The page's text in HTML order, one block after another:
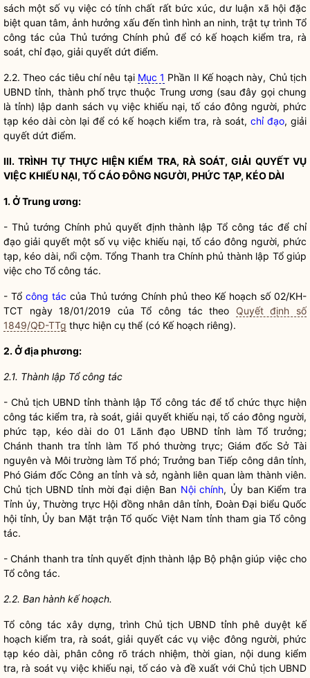
sách một số vụ việc có tính chất rất bức xúc, dư luận xã hội đặc
biệt quan tâm, ảnh hưởng xấu đến tình hình an ninh, trật tự trình Tổ
công tác của Thủ tướng Chính phủ để có kế hoạch kiểm tra, rà
soát, chỉ đạo, giải quyết dứt điểm.
2.2. Theo các tiêu chí nêu tại Mục 1 Phần II Kế hoạch này, Chủ tịch
UBND tỉnh, thành phố trực thuộc Trung ương (sau đây gọi chung
là tỉnh) lập danh sách vụ việc khiếu nại, tố cáo đông người, phức
tạp kéo dài còn lại để có kế hoạch kiểm tra, rà soát, chỉ đạo, giải
quyết dứt điểm.
III. TRÌNH TỰ THỰC HIỆN KIỂM TRA, RÀ SOÁT, GIẢI QUYẾT VỤ
VIỆC KHIẾU NẠI, TỐ CÁO ĐÔNG NGƯỜI, PHỨC TẠP, KÉO DÀI
1. Ở Trung ương:
- Thủ tướng Chính phủ quyết định thành lập Tổcông tác đểchỉ
đạo giải quyết một số vụ việc khiếu nại, tố cáo đông người, phức
tạp, kéo dài, nổi cộm. Tổng Thanh tra Chính phủ thành lập Tổ giúp
việc cho Tổ công tác.
- Tổ công tác của Thủ tướng Chính phủ theo Kế hoạch số 02/KH-
TCT ngày 18/01/2019 của Tổ công tác theo Quyết định số
1849/QĐ-TTg thực hiện cụ thể (có Kế hoạch riêng).
2. Ở địa phương:
2.1. Thành lập Tổcông tác
- Chủ tịch UBND tỉnh thành lập Tổ công tác để tổ chức thực hiện
công tác kiểm tra, rà soát, giải quyết khiếu nại, tố cáo đông người,
phức tạp, kéo dài do 01 Lãnh đạo UBND tỉnh làm Tổ trưởng;
Chánh thanh tra tỉnh làm Tổ phó thường trực; Giám đốc Sở Tài
nguyên và Môi trường làm Tổ phó; Trưởng ban Tiếp công dântỉnh,
Phó Giám đốc Công an tỉnh và sở, ngành liên quan làm thành viên.
Chủ tịch UBND tỉnh mời đại diện Ban Nội chính, Ủy ban Kiểm tra
Tỉnh ủy, Thường trực Hội đồng nhân dântỉnh, Đoàn Đại biểu Quốc
hội tỉnh, Ủy ban Mặt trận Tổ quốc Việt Nam tỉnh tham gia Tổ công
tác.
- Chánh thanh tra tỉnh quyết định thành lập Bộ phận giúp việc cho
Tổ công tác.
2.2. Ban hành kế hoạch.
Tổ công tác xây dựng, trình Chủ tịch UBND tỉnh phê duyệt kế
hoạch kiểm tra, rà soát, giải quyết các vụ việc đông người, phức
tạp kéo dài, phân công rõ trách nhiệm, thời gian, nội dung kiểm
tra, rà soát vụ việc khiếu nại, tố cáo và đề xuất với Chủ tịch UBND